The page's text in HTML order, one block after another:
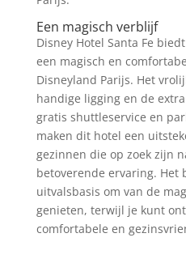
Een magisch verblijf
Disney Hotel Santa Fe
een magisch en
Disneyland Parijs. Het
handige ligging en de
gratis shuttleservice en
maken dit hotel een
gezinnen die op zoek zijn
betoverende ervaring. Het
uitvalsbasis om van de
genieten, terwijl je kunt
comfortabele en